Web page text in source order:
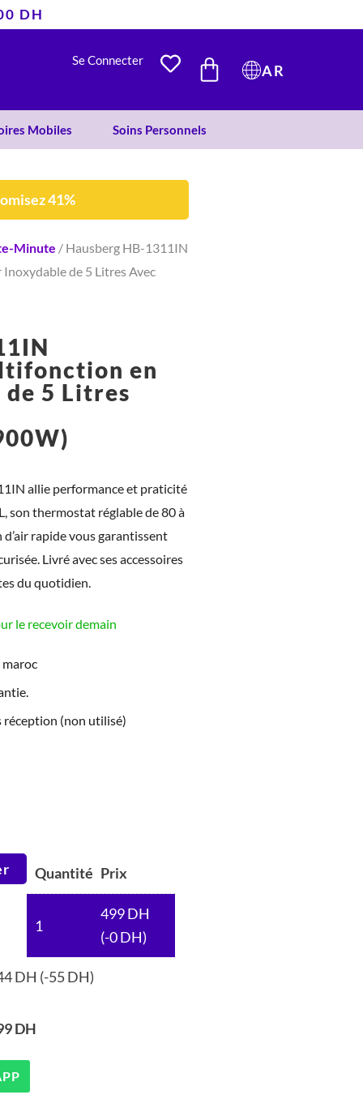
DH
Se Connecter PANIER
AR
Mobiles Soins Personnels
41%
Minute / Hausberg HB-1311IN
de 5 Litres Avec
en
5 Litres
allie performance et praticité
son thermostat réglable de 80 à
rapide vous garantissent
Livré avec ses accessoires
du quotidien.
le recevoir demain
réception (non utilisé)
Quantité Prix
1
499DH
(-0DH)
DH (-55DH)
DH
852 DH.
499 DH.